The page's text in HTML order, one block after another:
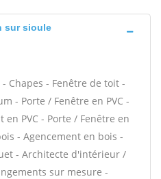
sur sioule
Chapes - Fenêtre de toit -
- Porte / Fenêtre en PVC -
PVC - Porte / Fenêtre en
- Agencement en bois -
- Architecte d'intérieur /
sur mesure -